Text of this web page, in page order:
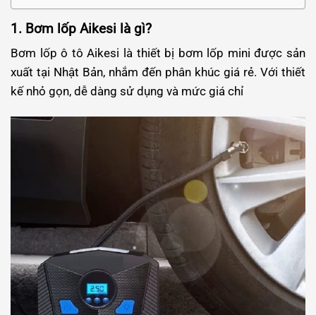
1. Bơm lốp Aikesi là gì?
Bơm lốp ô tô Aikesi là thiết bị bơm lốp mini được sản
xuất tại Nhật Bản, nhắm đến phân khúc giá rẻ. Với thiết
kế nhỏ gọn, dễ dàng sử dụng và mức giá chỉ